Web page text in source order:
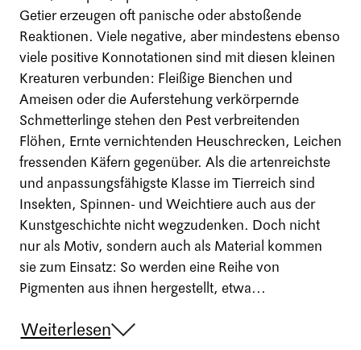
Getier erzeugen oft panische oder abstoßende
Reaktionen. Viele negative, aber mindestens ebenso
viele positive Konnotationen sind mit diesen kleinen
Kreaturen verbunden: Fleißige Bienchen und
Ameisen oder die Auferstehung verkörpernde
Schmetterlinge stehen den Pest verbreitenden
Flöhen, Ernte vernichtenden Heuschrecken, Leichen
fressenden Käfern gegenüber. Als die artenreichste
und anpassungsfähigste Klasse im Tierreich sind
Insekten, Spinnen- und Weichtiere auch aus der
Kunstgeschichte nicht wegzudenken. Doch nicht
nur als Motiv, sondern auch als Material kommen
sie zum Einsatz: So werden eine Reihe von
Pigmenten aus ihnen hergestellt, etwa...
Weiterlesen